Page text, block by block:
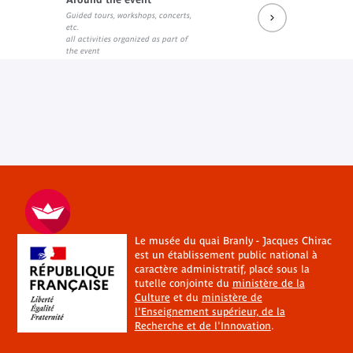
Guided tours, workshops, concerts,
etc.
all activities organized as part of
the event
Le musée du quai Branly - Jacques Chirac
est un établissement public national à
caractère administratif, placé sous la
tutelle conjointe du ministère de la
Cultureet du ministère de
l'Enseignement supérieur, de la
Recherche et de l'Innovation.